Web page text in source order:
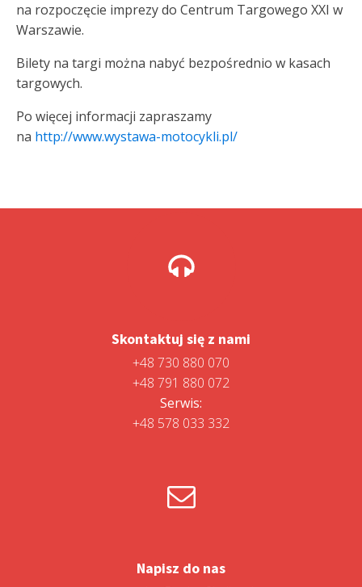
na rozpoczęcie imprezy do Centrum Targowego XXI w
Warszawie.
Bilety na targi można nabyć bezpośrednio w kasach
targowych.
Po więcej informacji zapraszamy
na http://www.wystawa-motocykli.pl/
Skontaktuj się z nami
+48 730 880 070
+48 791 880 072
Serwis:
+48 578 033 332
Napisz do nas